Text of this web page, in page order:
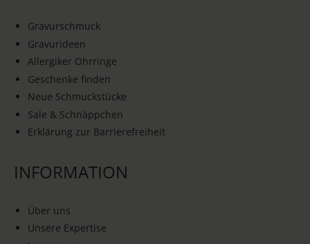
Gravurschmuck
Gravurideen
Allergiker Ohrringe
Geschenke finden
Neue Schmuckstücke
Sale & Schnäppchen
Erklärung zur Barrierefreiheit
INFORMATION
Über uns
Unsere Expertise